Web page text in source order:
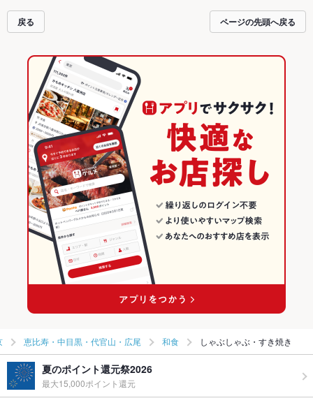
会社の宴会にも、デートやパーティーにもお得に便利にホットペッパーグルメ
をご利用ください。
戻る ページの先頭へ戻る
恵比寿・中目黒・代官山・広尾 和食 しゃぶしゃぶ・すき焼き
夏のポイント還元祭2026
最大15,000ポイント還元